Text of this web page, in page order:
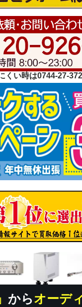
くい時は0744-27-
からオーデ